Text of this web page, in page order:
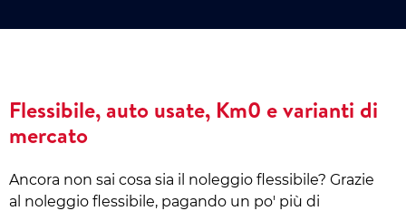
Flessibile, auto usate, Km0 e varianti di
mercato
Ancora non sai cosa sia il noleggio flessibile? Grazie
al noleggio flessibile, pagando un po' più di